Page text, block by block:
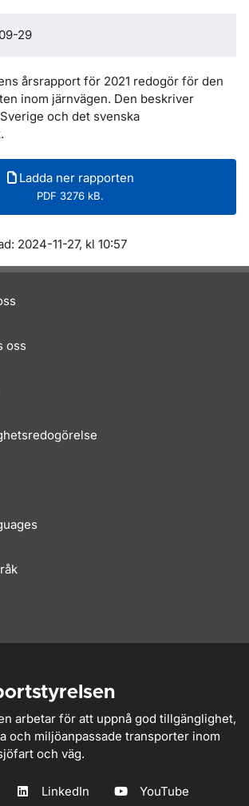
29
årsrapport för 2021 redogör för den
inom järnvägen. Den beskriver
och det svenska
Ladda ner rapporten
PDF 3276 kB.
2024-11-27, kl 10:57
oss
arbetar för att uppnå god tillgänglighet,
och miljöanpassade transporter inom
och väg.
LinkedIn YouTube